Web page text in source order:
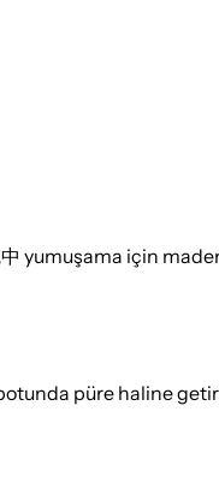
yumuşama için
püre haline